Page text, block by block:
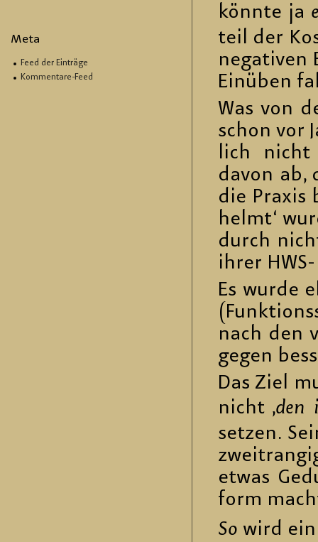
Meta
Feed der Einträge
Kommentare-Feed
könn­te ja
teil der
ne­ga­ti­ven
Ein­üben
Was von
schon vor
lich nicht
davon ab,
die Pra­xis
helmt‘
durch
ihrer
Es wurde
nach den
gegen
Das Ziel
nicht ‚den
set­zen.
etwas
form
So wird ein